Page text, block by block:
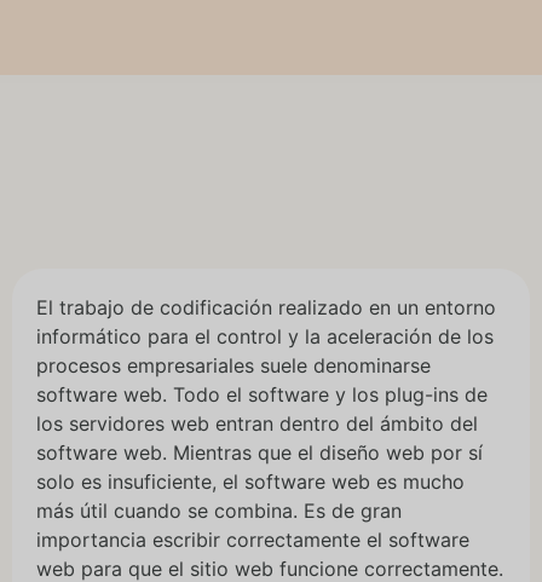
El trabajo de codificación realizado en un entorno
informático para el control y la aceleración de los
procesos empresariales suele denominarse
software web. Todo el software y los plug-ins de
los servidores web entran dentro del ámbito del
software web. Mientras que el diseño web por sí
solo es insuficiente, el software web es mucho
más útil cuando se combina. Es de gran
importancia escribir correctamente el software
web para que el sitio web funcione correctamente.